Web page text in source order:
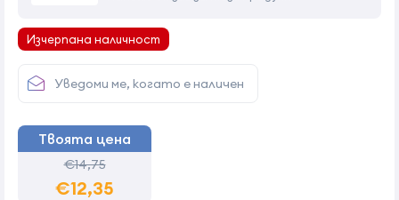
Изчерпана наличност
Уведоми ме, когато е наличен
Твоята цена
€14,75
€12,35